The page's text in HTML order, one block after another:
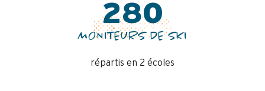
280
MONITEURS DE SKI
répartis en 2 écoles